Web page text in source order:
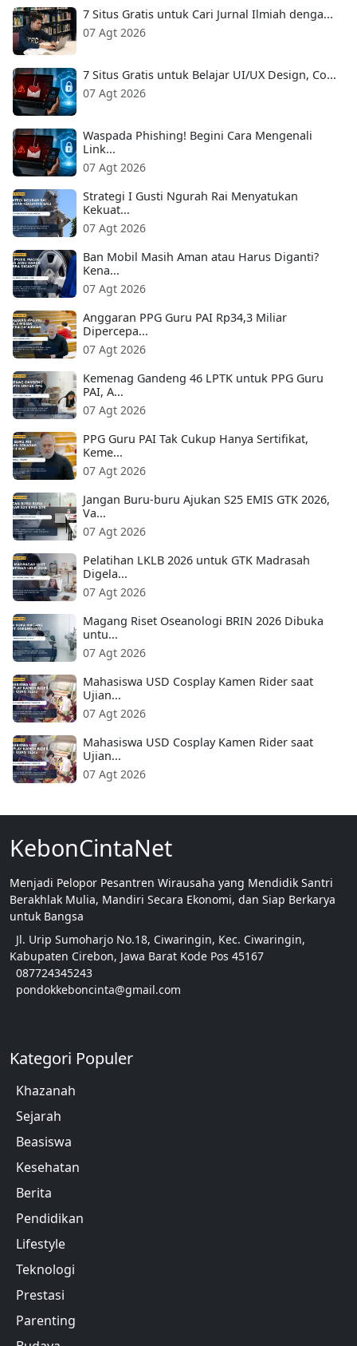
7 Situs Gratis untuk Cari Jurnal Ilmiah denga...
07 Agt 2026
7 Situs Gratis untuk Belajar UI/UX Design, Co...
07 Agt 2026
Waspada Phishing! Begini Cara Mengenali
Link...
07 Agt 2026
Strategi I Gusti Ngurah Rai Menyatukan
Kekuat...
07 Agt 2026
Ban Mobil Masih Aman atau Harus Diganti?
Kena...
07 Agt 2026
Anggaran PPG Guru PAI Rp34,3 Miliar
Dipercepa...
07 Agt 2026
Kemenag Gandeng 46 LPTK untuk PPG Guru
PAI, A...
07 Agt 2026
PPG Guru PAI Tak Cukup Hanya Sertifikat,
Keme...
07 Agt 2026
Jangan Buru-buru Ajukan S25 EMIS GTK 2026,
Va...
07 Agt 2026
Pelatihan LKLB 2026 untuk GTK Madrasah
Digela...
07 Agt 2026
Magang Riset Oseanologi BRIN 2026 Dibuka
untu...
07 Agt 2026
Mahasiswa USD Cosplay Kamen Rider saat
Ujian...
07 Agt 2026
Mahasiswa USD Cosplay Kamen Rider saat
Ujian...
07 Agt 2026
KebonCintaNet
Menjadi Pelopor Pesantren Wirausaha yang Mendidik Santri
Berakhlak Mulia, Mandiri Secara Ekonomi, dan Siap Berkarya
untuk Bangsa
Jl. Urip Sumoharjo No.18, Ciwaringin, Kec. Ciwaringin,
Kabupaten Cirebon, Jawa Barat Kode Pos 45167
087724345243
pondokkeboncinta@gmail.com
Kategori Populer
Khazanah
Sejarah
Beasiswa
Kesehatan
Berita
Pendidikan
Lifestyle
Teknologi
Prestasi
Parenting